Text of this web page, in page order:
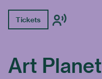
Tickets
Art Planet